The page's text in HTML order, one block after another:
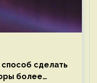
сделать
более